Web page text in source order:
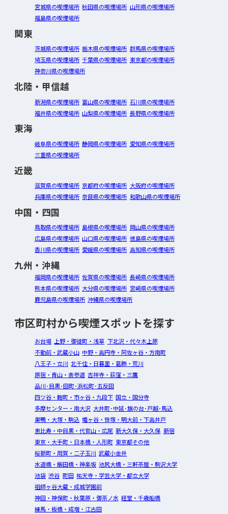
宮城県の喫煙場所 秋田県の喫煙場所 山形県の喫煙場所
福島県の喫煙場所
関東
茨城県の喫煙場所 栃木県の喫煙場所 群馬県の喫煙場所
埼玉県の喫煙場所 千葉県の喫煙場所 東京都の喫煙場所
神奈川県の喫煙場所
北陸・甲信越
新潟県の喫煙場所 富山県の喫煙場所 石川県の喫煙場所
福井県の喫煙場所 山梨県の喫煙場所 長野県の喫煙場所
東海
岐阜県の喫煙場所 静岡県の喫煙場所 愛知県の喫煙場所
三重県の喫煙場所
近畿
滋賀県の喫煙場所 京都府の喫煙場所 大阪府の喫煙場所
兵庫県の喫煙場所 奈良県の喫煙場所 和歌山県の喫煙場所
中国・四国
鳥取県の喫煙場所 島根県の喫煙場所 岡山県の喫煙場所
広島県の喫煙場所 山口県の喫煙場所 徳島県の喫煙場所
香川県の喫煙場所 愛媛県の喫煙場所 高知県の喫煙場所
九州・沖縄
福岡県の喫煙場所 佐賀県の喫煙場所 長崎県の喫煙場所
熊本県の喫煙場所 大分県の喫煙場所 宮崎県の喫煙場所
鹿児島県の喫煙場所 沖縄県の喫煙場所
市区町村から喫煙スポットを探す
お台場 上野・御徒町・浅草 下北沢・代々木上原
不動前・武蔵小山 中野・高円寺・阿佐ヶ谷・方南町
八王子・立川 北千住・日暮里・葛飾・荒川
原宿・青山・表参道 吉祥寺・荻窪・三鷹
品川･目黒･田町･浜松町･五反田
四ツ谷・麹町・市ヶ谷・九段下 国立・国分寺
多摩センター・南大沢 大井町･中延･旗の台･戸越･馬込
巣鴨・大塚・駒込 幡ヶ谷・笹塚・明大前・下高井戸
恵比寿・中目黒・代官山・広尾 新大久保・大久保 新宿
東京・大手町・日本橋・人形町 東京都その他
桜新町・用賀・二子玉川 武蔵小金井
水道橋・飯田橋・神楽坂 池尻大橋・三軒茶屋・駒沢大学
池袋 渋谷 町田 祐天寺・学芸大学・都立大学
祖師ヶ谷大蔵・成城学園前
神田・神保町・秋葉原・御茶ノ水 経堂・千歳船橋
練馬・板橋・成増・江古田